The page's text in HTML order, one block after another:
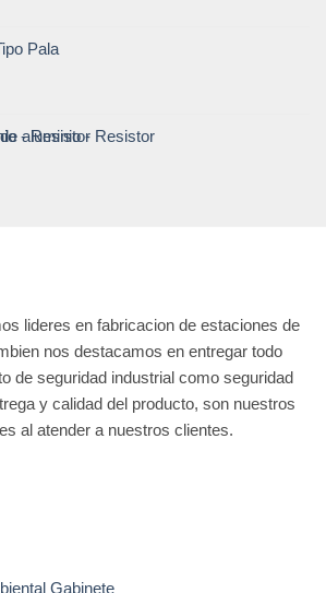
Pala
aluminio - Resistor
lideres en fabricacion de estaciones de
nos destacamos en entregar todo
de seguridad industrial como seguridad
y calidad del producto, son nuestros
al atender a nuestros clientes.
Gabinete